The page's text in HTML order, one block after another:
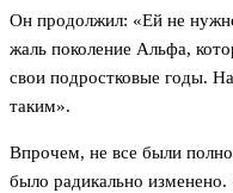
Он продолжил: «Ей не
жаль поколение Альфа,
свои подростковые годы.
таким».
Впрочем, не все были
было радикально изменено.